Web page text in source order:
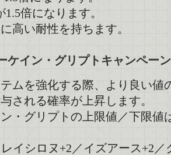
1.5倍になります。
高い耐性を持ちます。
ケイン・グリプトキャンペーン
ムを強化する際、より良い値
される確率が上昇します。
・グリプトの上限値／下限値
イシロヌ+2／イズアース+2／